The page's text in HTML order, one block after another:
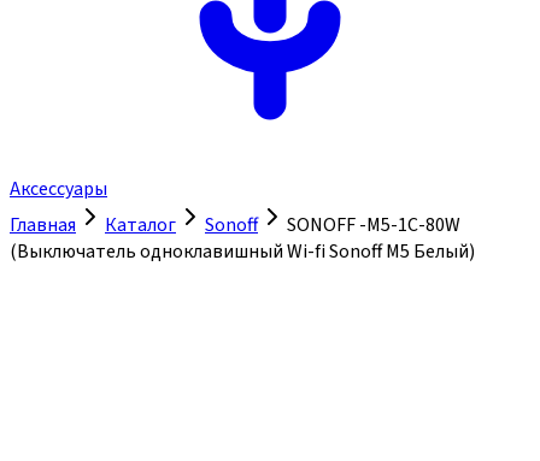
Аксессуары
Главная
Каталог Sonoff
SONOFF -M5-1C-80W
(Выключатель одноклавишный Wi-fi Sonoff M5 Белый)